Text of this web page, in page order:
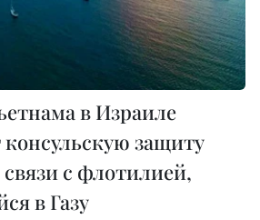
в Израиле
консульскую защиту
с флотилией,
в Газу